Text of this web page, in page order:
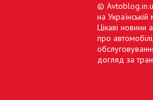
©
на
Цікаві новини
про
догляд за